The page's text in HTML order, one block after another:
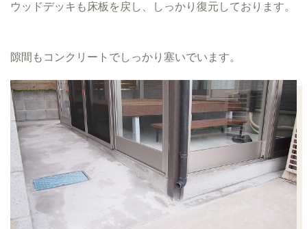
ウッドデッキも床板を戻し、しっかり復元しております。
隙間もコンクリートでしっかり塞いでいます。